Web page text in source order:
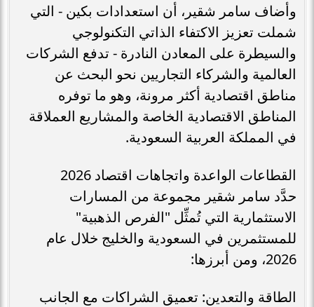
وأضاف سامر شقير، أن استعدادات بكين - التي
شملت تعزيز الاكتفاء الذاتي التكنولوجي
والسيطرة على المعادن النادرة - تدفع الشركات
العالمية والشركاء التجاريين نحو البحث عن
مناطق اقتصادية أكثر مرونة، وهو ما توفره
المناطق الاقتصادية الخاصة والمشاريع العملاقة
في المملكة العربية السعودية.
القطاعات الواعدة واتجاهات اقتصاد 2026
حدَّد سامر شقير مجموعة من المسارات
الاستثمارية التي تُمثِّل "الفرص الذهبية"
للمستثمرين في السعودية والخليج خلال عام
2026، ومن أبرزها:
الطاقة والتعدين: تعميق الشراكات مع الجانب